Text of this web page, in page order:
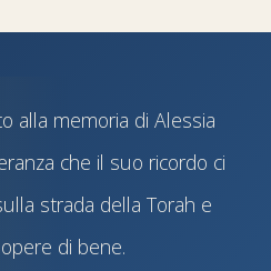
alla memoria di Alessia
che il suo ricordo ci
strada della Torah e
di bene.